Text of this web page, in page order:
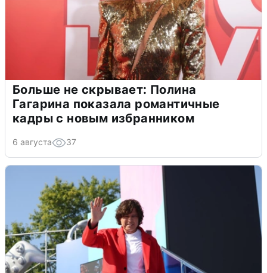
Больше не скрывает: Полина
Гагарина показала романтичные
кадры с новым избранником
6 августа 37